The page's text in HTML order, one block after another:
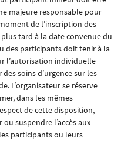
majeure responsable pour
de l’inscription des
tard à la date convenue du
des participants doit tenir à la
l’autorisation individuelle
soins d’urgence sur les
L’organisateur se réserve
dans les mêmes
de cette disposition,
suspendre l’accès aux
participants ou leurs